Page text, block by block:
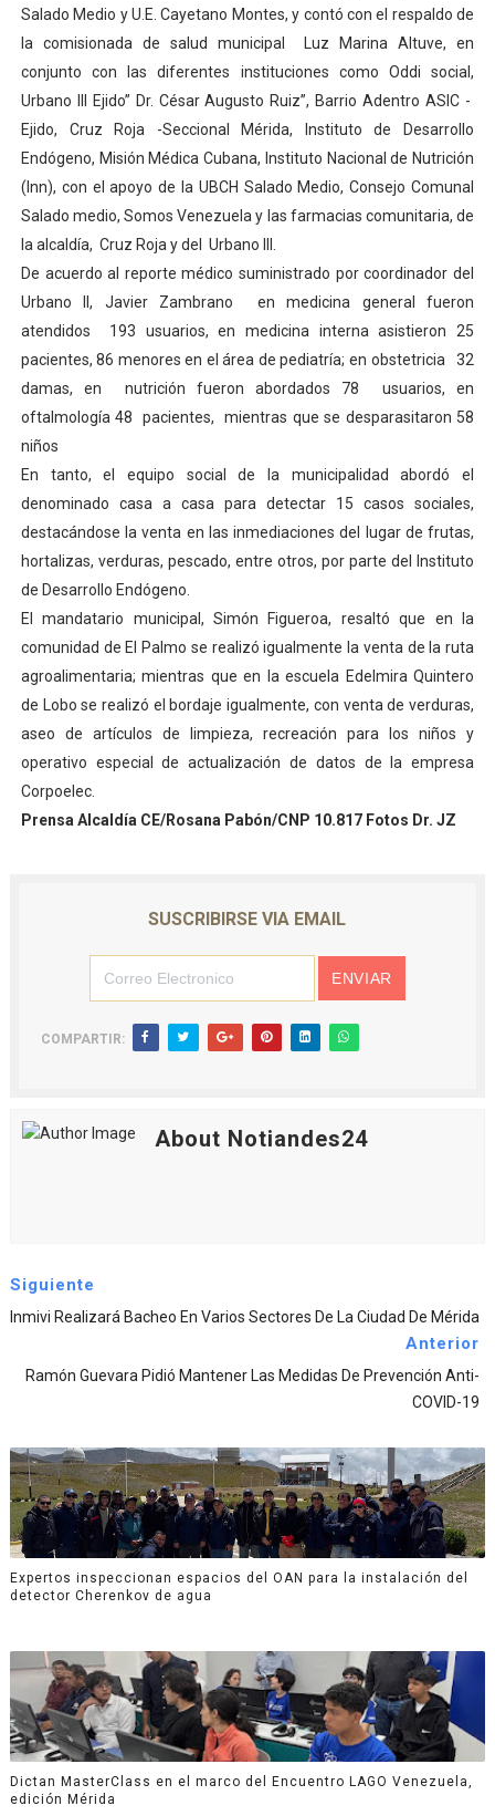
Mincomunas impulsa el autogobierno en Mérida con
Expertos inspeccionan espacios del OAN para la
Salado Medio y U.E. Cayetano Montes, y contó con el respaldo de
la comisionada de salud municipal Luz Marina Altuve, en
conjunto con las diferentes instituciones como Oddi social,
Urbano III Ejido” Dr. César Augusto Ruiz”, Barrio Adentro ASIC -
Ejido, Cruz Roja -Seccional Mérida, Instituto de Desarrollo
Endógeno, Misión Médica Cubana, Instituto Nacional de Nutrición
(Inn), con el apoyo de la UBCH Salado Medio, Consejo Comunal
Salado medio, Somos Venezuela y las farmacias comunitaria, de
la alcaldía, Cruz Roja y del Urbano III.
De acuerdo al reporte médico suministrado por coordinador del
Urbano II, Javier Zambrano en medicina general fueron
atendidos 193 usuarios, en medicina interna asistieron 25
pacientes, 86 menores en el área de pediatría; en obstetricia 32
damas, en nutrición fueron abordados 78 usuarios, en
oftalmología 48 pacientes, mientras que se desparasitaron 58
niños
En tanto, el equipo social de la municipalidad abordó el
denominado casa a casa para detectar 15 casos sociales,
destacándose la venta en las inmediaciones del lugar de frutas,
hortalizas, verduras, pescado, entre otros, por parte del Instituto
de Desarrollo Endógeno.
El mandatario municipal, Simón Figueroa, resaltó que en la
comunidad de El Palmo se realizó igualmente la venta de la ruta
agroalimentaria; mientras que en la escuela Edelmira Quintero
de Lobo se realizó el bordaje igualmente, con venta de verduras,
aseo de artículos de limpieza, recreación para los niños y
operativo especial de actualización de datos de la empresa
Corpoelec.
Prensa Alcaldía CE/Rosana Pabón/CNP 10.817 Fotos Dr. JZ
SUSCRIBIRSE VIA EMAIL
COMPARTIR:
About Notiandes24
Siguiente
Inmivi Realizará Bacheo En Varios Sectores De La Ciudad De Mérida
Anterior
Ramón Guevara Pidió Mantener Las Medidas De Prevención Anti-
COVID-19
Expertos inspeccionan espacios del OAN para la instalación del
detector Cherenkov de agua
Dictan MasterClass en el marco del Encuentro LAGO Venezuela,
edición Mérida